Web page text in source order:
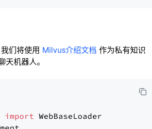
们将使用 Milvus介绍文档 作为私有知识
机器人。
import